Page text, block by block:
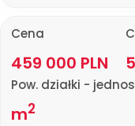
Cena
459 000 PLN
Pow. działki -
m2